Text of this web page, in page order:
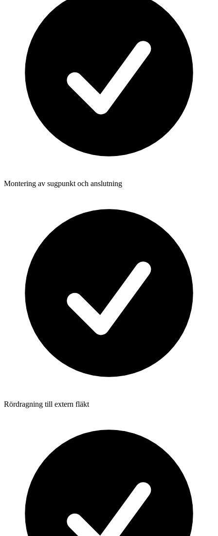
Montering av sugpunkt och anslutning
Rördragning till extern fläkt